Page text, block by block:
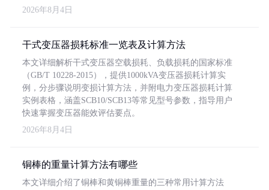
2026年8月4日
干式变压器损耗标准一览表及计算方法
本文详细解析干式变压器空载损耗、负载损耗的国家标准
（GB/T 10228-2015），提供1000kVA变压器损耗计算实
例，分步骤说明变损计算方法，并附电力变压器损耗计算
实例表格，涵盖SCB10/SCB13等常见型号参数，指导用户
快速掌握变压器能效评估要点。
2026年8月4日
铜棒的重量计算方法有哪些
本文详细介绍了铜棒和黄铜棒重量的三种常用计算方法